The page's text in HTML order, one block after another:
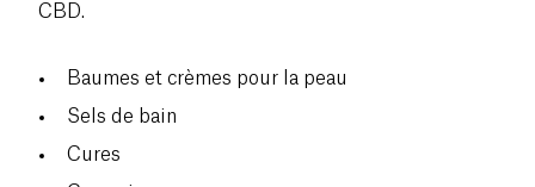
CBD.
Baumes et crèmes pour la peau
Sels de bain
Cures